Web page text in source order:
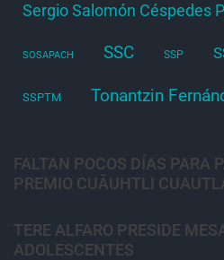
Sergio Salomón Céspedes
SOSAPACH SSC SSP
SSPTM Tonantzin
FALTAN POCOS DÍAS PARA
PREMIO CUĀUHTLI
TERE ALFARO PRESIDE
ADOLESCENTES